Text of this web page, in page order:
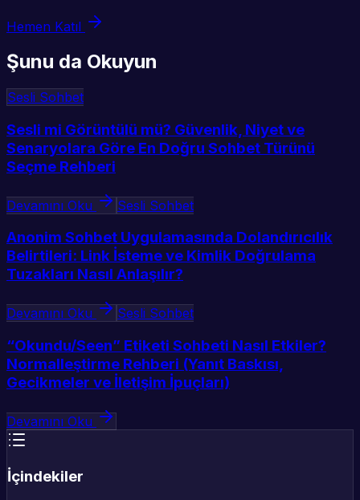
Hemen Katıl
Şunu da Okuyun
Sesli Sohbet
Sesli mi Görüntülü mü? Güvenlik, Niyet ve
Senaryolara Göre En Doğru Sohbet Türünü
Seçme Rehberi
Devamını Oku Sesli Sohbet
Anonim Sohbet Uygulamasında Dolandırıcılık
Belirtileri: Link İsteme ve Kimlik Doğrulama
Tuzakları Nasıl Anlaşılır?
Devamını Oku Sesli Sohbet
“Okundu/Seen” Etiketi Sohbeti Nasıl Etkiler?
Normalleştirme Rehberi (Yanıt Baskısı,
Gecikmeler ve İletişim İpuçları)
Devamını Oku
İçindekiler